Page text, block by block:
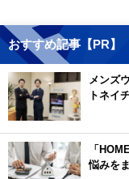
おすすめ記事【PR】
メンズ
トネイ
「
悩みを